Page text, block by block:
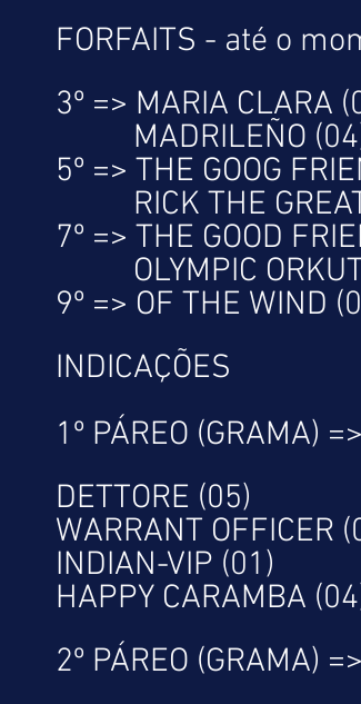
FORFAITS - até o
3º => MARIA CLARA
MADRILEÑO
5º => THE GOOG
RICK THE
7º => THE GOOD
OLYMPIC
9º => OF THE WIND
INDICAÇÕES
1º PÁREO (GRAMA)
DETTORE (05)
WARRANT OFFICER
INDIAN-VIP (01)
HAPPY CARAMBA
2º PÁREO (GRAMA)